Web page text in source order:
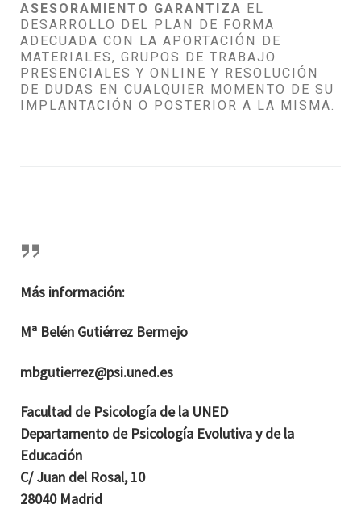
ASESORAMIENTO GARANTIZA EL
DESARROLLO DEL PLAN DE FORMA
ADECUADA CON LA APORTACIÓN DE
MATERIALES, GRUPOS DE TRABAJO
PRESENCIALES Y ONLINE Y RESOLUCIÓN
DE DUDAS EN CUALQUIER MOMENTO DE SU
IMPLANTACIÓN O POSTERIOR A LA MISMA.
Más información:
Mª Belén Gutiérrez Bermejo
mbgutierrez@psi.uned.es
Facultad de Psicología de la UNED
Departamento de Psicología Evolutiva y de la
Educación
C/ Juan del Rosal, 10
28040 Madrid